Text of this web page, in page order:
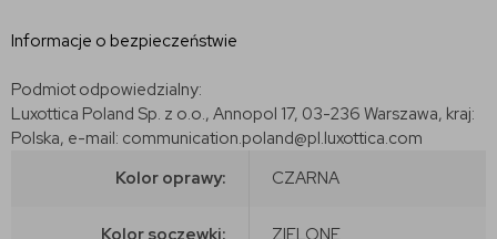
Informacje o bezpieczeństwie
Podmiot odpowiedzialny:
Luxottica Poland Sp. z o.o., Annopol 17, 03-236 Warszawa, kraj:
Polska, e-mail: communication.poland@pl.luxottica.com
Kolor oprawy:
CZARNA
Kolor soczewki: ZIELONE